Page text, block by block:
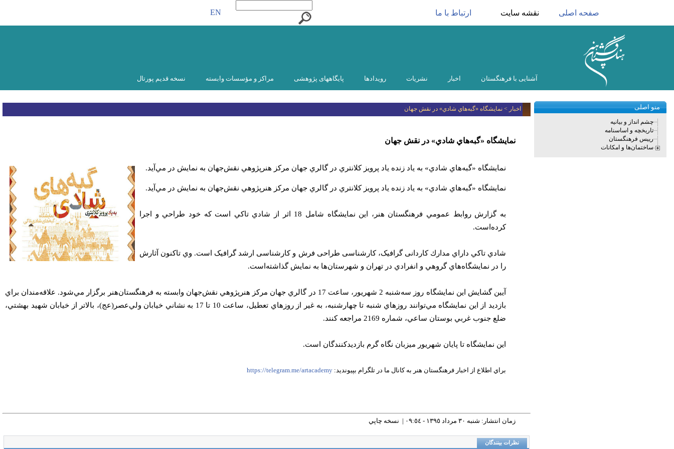
صفحه اصلی نقشه سایت ارتباط با ما EN
آشنایی با فرهنگستان اخبار نشریات رویدادها پایگاههای پژوهشی مراکز و مؤسسات وابسته نسخه قدیم پورتال
اخبار > نمايشگاه «گبه‌هاي شادي» در نقش جهان
نمايشگاه «گبه‌هاي شادي» در نقش جهان
نمايشگاه «گبه‌هاي شادي» به ياد زنده ياد پرويز كلانتري در گالري جهان مركز هنرپژوهي ‌نقش‌جهان به نمايش در مي‌آيد.
نمايشگاه «گبه‌هاي شادي» به ياد زنده ياد پرويز كلانتري در گالري جهان مركز هنرپژوهي ‌نقش‌جهان به نمايش در مي‌آيد.
به گزارش روابط عمومي فرهنگستان هنر، اين نمايشگاه شامل 18 اثر از شادي تاكي است كه خود طراحي و اجرا
كرده‌است.
شادي تاكي داراي مدارك کاردانی گرافیک، کارشناسی طراحی فرش و کارشناسی ارشد گرافیک است. وي تاكنون آثارش
را در نمايشگاه‌هاي گروهي و انفرادي در تهران و شهرستان‌ها به نمايش گذاشته‌است.
آيين گشايش اين نمايشگاه روز سه‌شنبه 2 شهريور، ساعت 17 در گالري جهان مركز هنرپژوهي ‌نقش‌جهان وابسته به فرهنگستان‌هنر برگزار مي‌شود. علاقه‌مندان براي
بازديد از اين نمايشگاه مي‌توانند روزهاي شنبه تا چهارشنبه، به غير از روزهاي تعطيل، ساعت 10 تا 17 به نشاني خيابان ولي‌عصر(عج)، بالاتر از خيابان شهيد بهشتي،
ضلع جنوب غربي بوستان ساعي، شماره‌ 2169 مراجعه كنند.
اين نمايشگاه تا پايان شهريور ميزبان نگاه گرم بازديدكنندگان است.
براي اطلاع از اخبار فرهنگستان هنر به كانال ما در تلگرام بپيونديد: https://telegram.me/artacademy
زمان انتشار: شنبه ٣٠ مرداد ١٣٩٥ - ٠٩:٥٤ | نسخه چاپي
نظرات بینندگان
منو اصلی
چشم انداز و بیانیه
تاریخچه و اساسنامه
رییس فرهنگستان
ساختمان‌ها و امکانات